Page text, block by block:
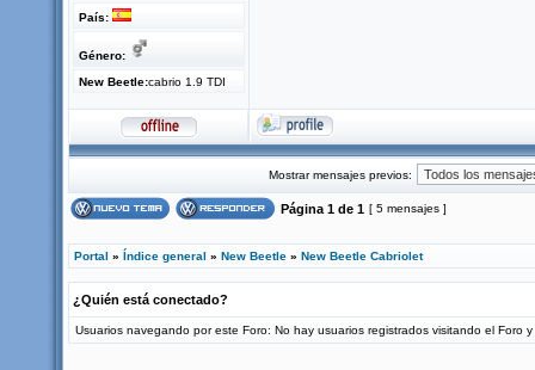
País:
Género:
New Beetle:cabrio 1.9 TDI
Mostrar mensajes previos:
Página 1 de 1 [ 5 mensajes ]
Portal » Índice general » New Beetle » New Beetle Cabriolet
¿Quién está conectado?
Usuarios navegando por este Foro: No hay usuarios registrados visitando el Foro